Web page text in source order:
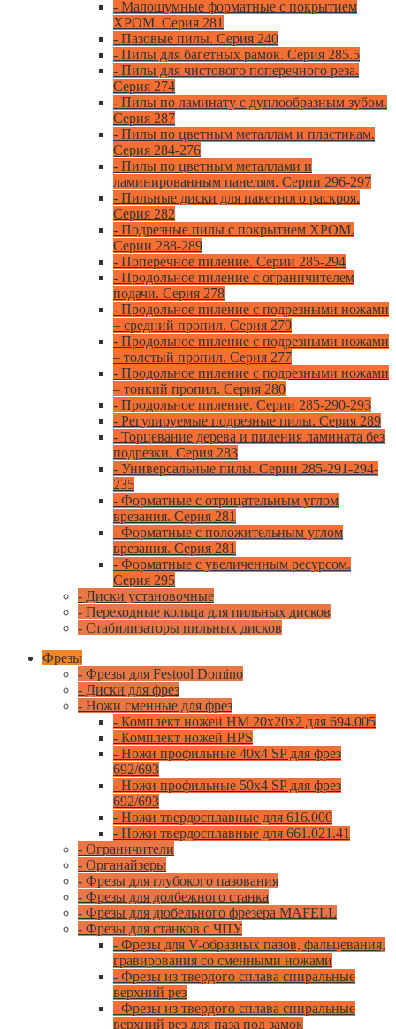
- Малошумные форматные с покрытием
ХРОМ. Серия 281
- Пазовые пилы. Серия 240
- Пилы для багетных рамок. Серия 285.5
- Пилы для чистового поперечного реза.
Серия 274
- Пилы по ламинату с дуплообразным зубом.
Серия 287
- Пилы по цветным металлам и пластикам.
Серия 284-276
- Пилы по цветным металлами и
ламинированным панелям. Серии 296-297
- Пильные диски для пакетного раскроя.
Серия 282
- Подрезные пилы с покрытием ХРОМ.
Серии 288-289
- Поперечное пиление. Серии 285-294
- Продольное пиление с ограничителем
подачи. Серия 278
- Продольное пиление с подрезными ножами
– средний пропил. Серия 279
- Продольное пиление с подрезными ножами
– толстый пропил. Серия 277
- Продольное пиление с подрезными ножами
– тонкий пропил. Серия 280
- Продольное пиление. Серии 285-290-293
- Регулируемые подрезные пилы. Серия 289
- Торцевание дерева и пиления ламината без
подрезки. Серия 283
- Универсальные пилы. Серии 285-291-294-
235
- Форматные с отрицательным углом
врезания. Серия 281
- Форматные с положительным углом
врезания. Серия 281
- Форматные с увеличенным ресурсом.
Серия 295
- Диски установочные
- Переходные кольца для пильных дисков
- Стабилизаторы пильных дисков
Фрезы
- Фрезы для Festool Domino
- Диски для фрез
- Ножи сменные для фрез
- Комплект ножей HM 20x20x2 для 694.005
- Комплект ножей HPS
- Ножи профильные 40x4 SP для фрез
692/693
- Ножи профильные 50x4 SP для фрез
692/693
- Ножи твердосплавные для 616.000
- Ножи твердосплавные для 661.021.41
- Ограничители
- Органайзеры
- Фрезы для глубокого пазования
- Фрезы для долбежного станка
- Фрезы для дюбельного фрезера MAFELL
- Фрезы для станков с ЧПУ
- Фрезы для V-образных пазов, фальцевания,
гравирования со сменными ножами
- Фрезы из твердого сплава спиральные
верхний рез
- Фрезы из твердого сплава спиральные
верхний рез для паза под замок